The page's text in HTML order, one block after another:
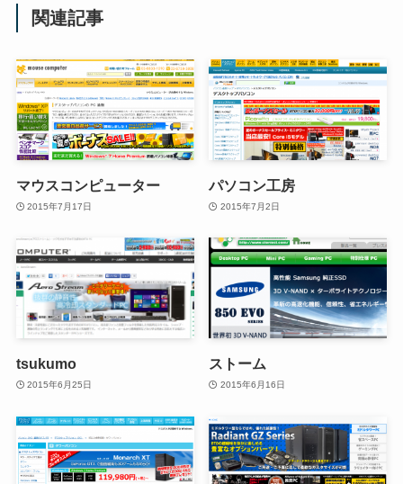
関連記事
マウスコンピューター
2015年7月17日
パソコン工房
2015年7月2日
tsukumo
2015年6月25日
ストーム
2015年6月16日